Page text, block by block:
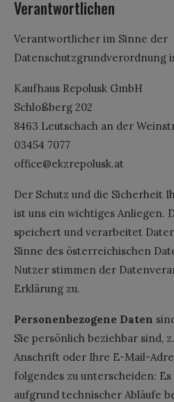
Verantwortlichen
Verantwortlicher im Sinne der
Datenschutzgrundverordnung
Kaufhaus Repolusk GmbH
Schloßberg 202
8463 Leutschach an der
03454 7077
office@​ekzrepolusk.at
Der Schutz und die Sicherheit
ist uns ein wichtiges Anliegen.
speichert und verarbeitet
Sinne des österreichischen
Nutzer stimmen der
Erklärung zu.
Personenbezogene Daten
Sie persönlich beziehbar sind,
Anschrift oder Ihre E-Mail-
folgendes zu unterscheiden:
aufgrund technischer Abläufe